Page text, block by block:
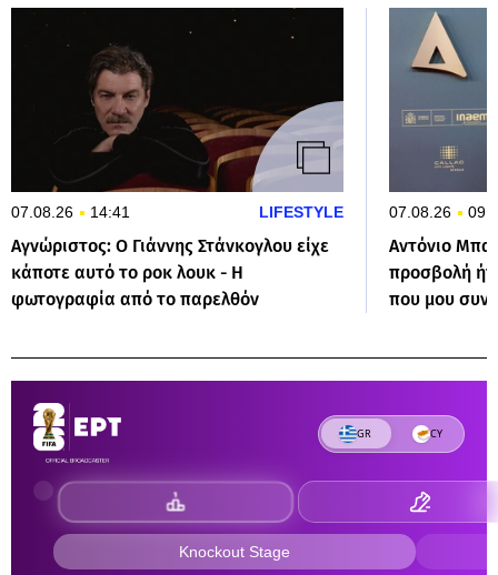
07.08.26 14:41 LIFESTYLE
Αγνώριστος: O Γιάννης Στάνκογλου είχε
κάποτε αυτό το ροκ λουκ - Η
φωτογραφία από το παρελθόν
07.08.26
Αντόνιο
προσβολή
που μου